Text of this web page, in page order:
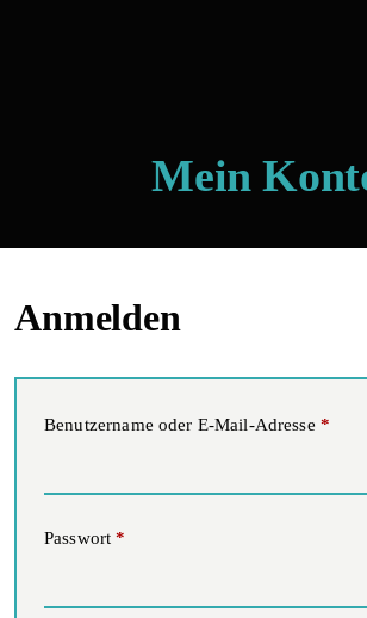
Mein
Anmelden
Benutzername oder E-Mail-Adresse *
Passwort*